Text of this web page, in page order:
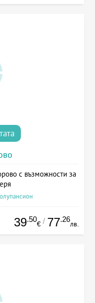
с възможности за
39.50
€ / 77.26
лв.